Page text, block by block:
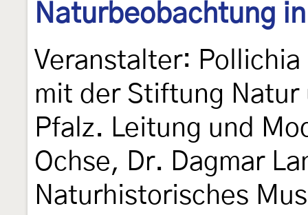
Naturbeobachtung
Veranstalter:
mit der Stiftung
Pfalz. Leitung und
Ochse, Dr. Dagmar
Naturhistorisches